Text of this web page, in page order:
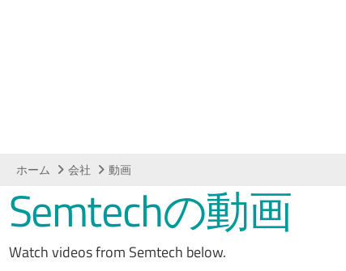
ホーム 会社 動画
Semtechの動画
Watch videos from Semtech below.